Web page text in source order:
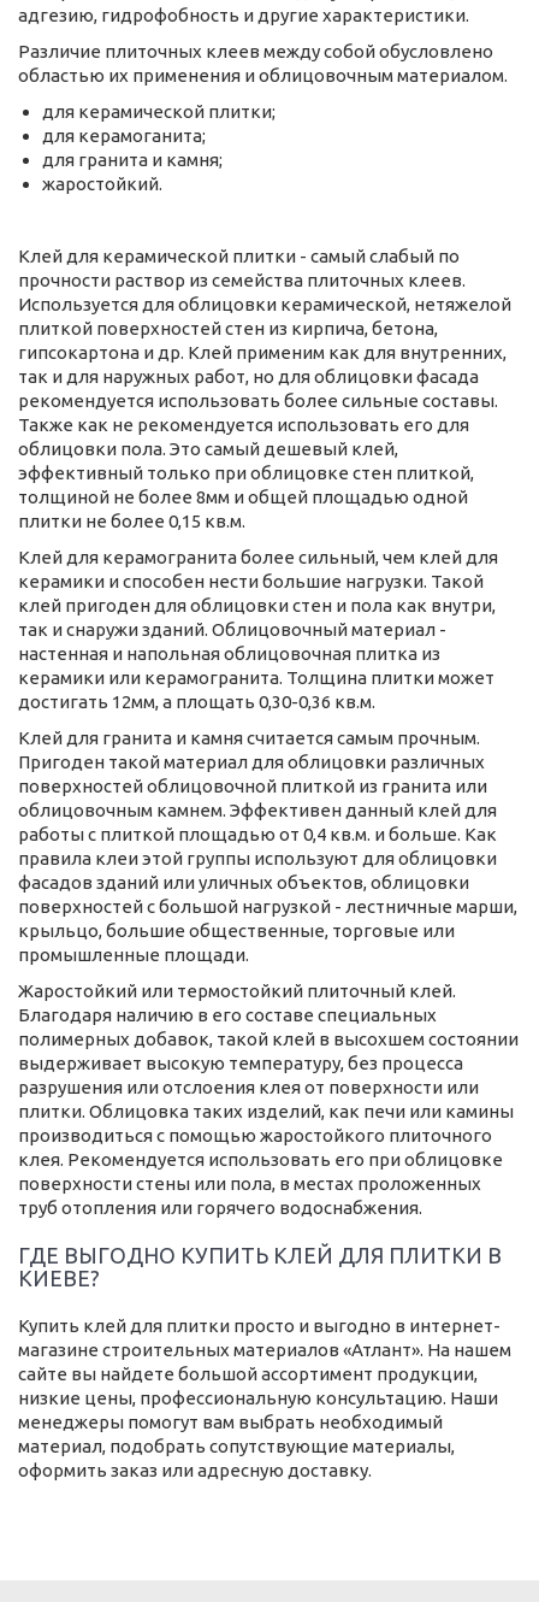
адгезию, гидрофобность и другие характеристики.
Различие плиточных клеев между собой обусловлено
областью их применения и облицовочным материалом.
для керамической плитки;
для керамоганита;
для гранита и камня;
жаростойкий.
Клей для керамической плитки - самый слабый по
прочности раствор из семейства плиточных клеев.
Используется для облицовки керамической, нетяжелой
плиткой поверхностей стен из кирпича, бетона,
гипсокартона и др. Клей применим как для внутренних,
так и для наружных работ, но для облицовки фасада
рекомендуется использовать более сильные составы.
Также как не рекомендуется использовать его для
облицовки пола. Это самый дешевый клей,
эффективный только при облицовке стен плиткой,
толщиной не более 8мм и общей площадью одной
плитки не более 0,15 кв.м.
Клей для керамогранита более сильный, чем клей для
керамики и способен нести большие нагрузки. Такой
клей пригоден для облицовки стен и пола как внутри,
так и снаружи зданий. Облицовочный материал -
настенная и напольная облицовочная плитка из
керамики или керамогранита. Толщина плитки может
достигать 12мм, а площать 0,30-0,36 кв.м.
Клей для гранита и камня считается самым прочным.
Пригоден такой материал для облицовки различных
поверхностей облицовочной плиткой из гранита или
облицовочным камнем. Эффективен данный клей для
работы с плиткой площадью от 0,4 кв.м. и больше. Как
правила клеи этой группы используют для облицовки
фасадов зданий или уличных объектов, облицовки
поверхностей с большой нагрузкой - лестничные марши,
крыльцо, большие общественные, торговые или
промышленные площади.
Жаростойкий или термостойкий плиточный клей.
Благодаря наличию в его составе специальных
полимерных добавок, такой клей в высохшем состоянии
выдерживает высокую температуру, без процесса
разрушения или отслоения клея от поверхности или
плитки. Облицовка таких изделий, как печи или камины
производиться с помощью жаростойкого плиточного
клея. Рекомендуется использовать его при облицовке
поверхности стены или пола, в местах проложенных
труб отопления или горячего водоснабжения.
ГДЕ ВЫГОДНО КУПИТЬ КЛЕЙ ДЛЯ ПЛИТКИ В
КИЕВЕ?
Купить клей для плитки просто и выгодно в интернет-
магазине строительных материалов «Атлант». На нашем
сайте вы найдете большой ассортимент продукции,
низкие цены, профессиональную консультацию. Наши
менеджеры помогут вам выбрать необходимый
материал, подобрать сопутствующие материалы,
оформить заказ или адресную доставку.